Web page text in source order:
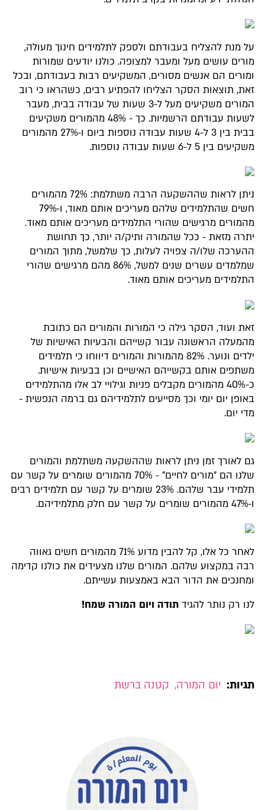
על מנת להצליח בעבודתם ולספק לתלמידים חינוך מעולה,
מורים עושים מעל ומעבר למצופה. כולנו יודעים שמורות
ומורים הם אנשים מסורים, המשקיעים רבות בעבודתם, ובכל
זאת, תוצאות הסקר הצליחו להפתיע רבים, כשהראו כי רוב
המורים משקיעים מעל ל-3 שעות של עבודה בבית, מעבר
לשעות עבודתם הרשמיות. כך - 48% מהמורים משקיעים
בבית בין 3 ל-4 שעות עבודה נוספות ביום ו-27% מהמורים
משקיעים בין 5 ל-6 שעות עבודה נוספות.
ניתן לראות שההשקעה הרבה משתלמת: 72% מהמורים
חשים שהתלמידים שלהם מעריכים אותם מאוד, ו-79%
מהמורים מרגישים שהורי התלמידים מעריכים אותם מאוד.
יתרה מזאת - ככל שהמורה ותיק/ה יותר, כך תחושת
ההערכה שלו/ה צפויה לעלות, כך שלמשל, מתוך המורים
שמלמדים עשרים שנים למשל, 86% מהם מרגישים שהורי
התלמידים מעריכים אותם מאוד.
זאת ועוד, הסקר גילה כי המורות והמורים הם כתובת
מהמעלה הראשונה עבור קשייהם והבעיות האישיות של
ילדים ונוער. 82% מהמורות והמורים דיווחו כי תלמידים
משתפים אותם בקשייהם האישיים וכן בבעיות אישיות.
כ-40% מהמורים מקבלים פניות וגילויי לב אלו מהתלמידים
באופן יום יומי וכך מסייעים לתלמידיהם גם ברמה הנפשית -
מדי יום.
גם לאורך זמן ניתן לראות שההשקעה משתלמת והמורים
שלנו הם "מורים לחיים" - 70% מהמורים שומרים על קשר עם
תלמידי עבר שלהם. 23% שומרים על קשר עם תלמידים רבים
ו-47% מהמורים שומרים על קשר עם חלק מתלמידיהם.
לאחר כל אלו, קל להבין מדוע 71% מהמורים חשים גאווה
רבה במקצוע שלהם. המורים שלנו מצעידים את כולנו קדימה
ומחנכים את הדור הבא באמצעות עשייתם.
לנו רק נותר להגיד תודה ויום המורה שמח!
תגיות: יום המורה, קטנה ברשת